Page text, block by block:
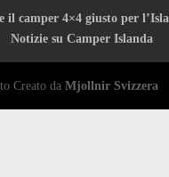
il camper 4×4 giusto per
Notizie su Camper Islanda
Creato daMjollnir Svizzera